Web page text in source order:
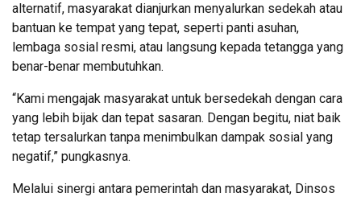
alternatif, masyarakat dianjurkan menyalurkan sedekah atau
bantuan ke tempat yang tepat, seperti panti asuhan,
lembaga sosial resmi, atau langsung kepada tetangga yang
benar-benar membutuhkan.
“Kami mengajak masyarakat untuk bersedekah dengan cara
yang lebih bijak dan tepat sasaran. Dengan begitu, niat baik
tetap tersalurkan tanpa menimbulkan dampak sosial yang
negatif,” pungkasnya.
Melalui sinergi antara pemerintah dan masyarakat, Dinsos